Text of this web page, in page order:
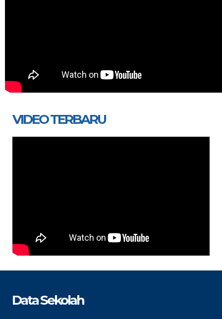
VIDEO TERBARU
Data Sekolah